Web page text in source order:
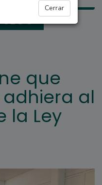
Cerrar
que
adhiera al
la Ley